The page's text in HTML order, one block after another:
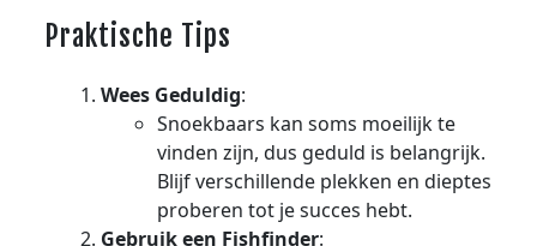
Praktische Tips
Wees Geduldig:
Snoekbaars kan soms moeilijk te
vinden zijn, dus geduld is belangrijk.
Blijf verschillende plekken en dieptes
proberen tot je succes hebt.
Gebruik een Fishfinder: